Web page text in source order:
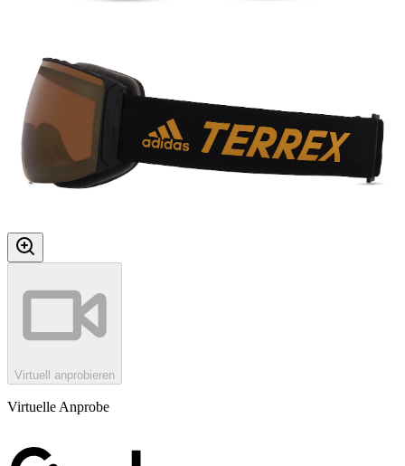
Virtuell anprobieren
Virtuelle Anprobe